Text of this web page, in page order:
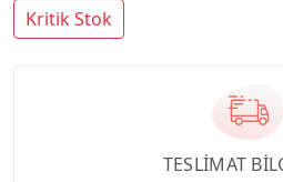
Kritik Stok
TESLİMAT